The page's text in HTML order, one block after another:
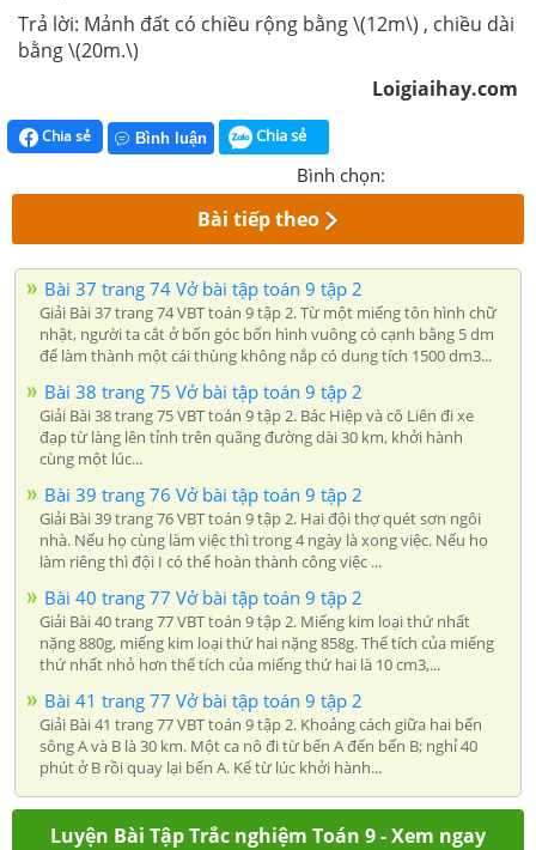
Trả lời: Mảnh đất có chiều rộng bằng \(12m\) , chiều dài
bằng \(20m.\)
Loigiaihay.com
Chia sẻ Bình luận Chia sẻ
Bình chọn:
Bài tiếp theo
Bài 37 trang 74 Vở bài tập toán 9 tập 2
Giải Bài 37 trang 74 VBT toán 9 tập 2. Từ một miếng tôn hình chữ
nhật, người ta cắt ở bốn góc bốn hình vuông có cạnh bằng 5 dm
để làm thành một cái thùng không nắp có dung tích 1500 dm3...
Bài 38 trang 75 Vở bài tập toán 9 tập 2
Giải Bài 38 trang 75 VBT toán 9 tập 2. Bác Hiệp và cô Liên đi xe
đạp từ làng lên tỉnh trên quãng đường dài 30 km, khởi hành
cùng một lúc...
Bài 39 trang 76 Vở bài tập toán 9 tập 2
Giải Bài 39 trang 76 VBT toán 9 tập 2. Hai đội thợ quét sơn ngôi
nhà. Nếu họ cùng làm việc thì trong 4 ngày là xong việc. Nếu họ
làm riêng thì đội I có thể hoàn thành công việc ...
Bài 40 trang 77 Vở bài tập toán 9 tập 2
Giải Bài 40 trang 77 VBT toán 9 tập 2. Miếng kim loại thứ nhất
nặng 880g, miếng kim loại thứ hai nặng 858g. Thể tích của miếng
thứ nhất nhỏ hơn thể tích của miếng thứ hai là 10 cm3,...
Bài 41 trang 77 Vở bài tập toán 9 tập 2
Giải Bài 41 trang 77 VBT toán 9 tập 2. Khoảng cách giữa hai bến
sông A và B là 30 km. Một ca nô đi từ bến A đến bến B; nghỉ 40
phút ở B rồi quay lại bến A. Kể từ lúc khởi hành...
Luyện Bài Tập Trắc nghiệm Toán 9 - Xem ngay